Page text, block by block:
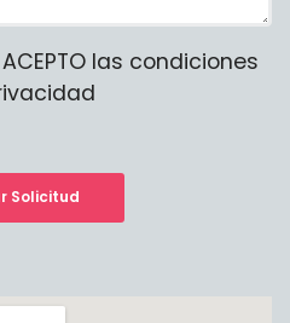
las condiciones
Solicitud